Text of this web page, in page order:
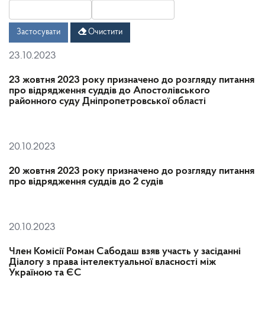
Дата Дата
Застосувати Очистити
23.10.2023
23 жовтня 2023 року призначено до розгляду питання
про відрядження суддів до Апостолівського
районного суду Дніпропетровської області
20.10.2023
20 жовтня 2023 року призначено до розгляду питання
про відрядження суддів до 2 судів
20.10.2023
Член Комісії Роман Сабодаш взяв участь у засіданні
Діалогу з права інтелектуальної власності між
Україною та ЄС